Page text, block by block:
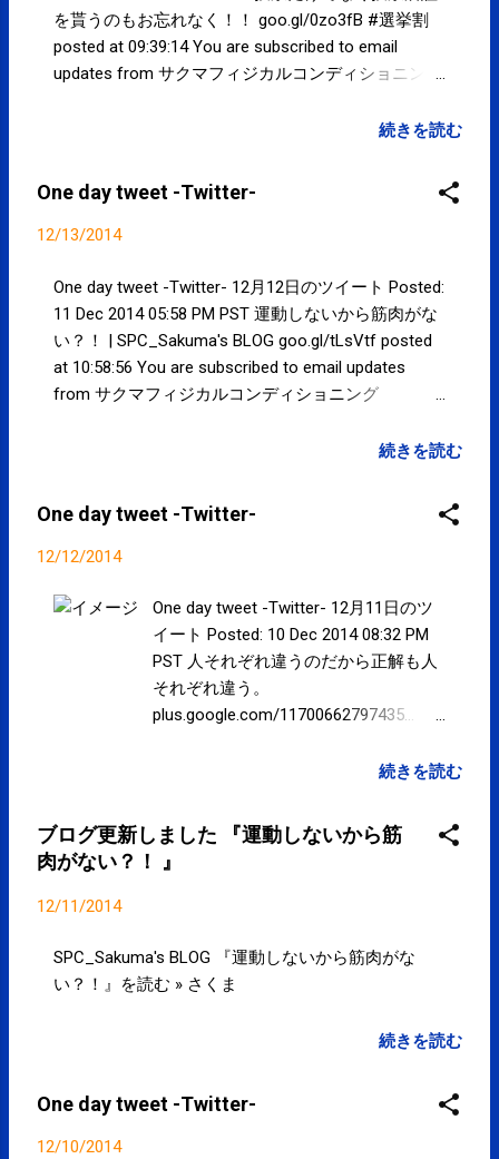
を貰うのもお忘れなく！！ goo.gl/0zo3fB #選挙割
posted at 09:39:14 You are subscribed to email
updates from サクマフィジカルコンディショニング
you may unsubscribe now . Email delivery powered by
Mountain View, CA 94043, United States
続きを読む
One day tweet -Twitter-
12/13/2014
One day tweet -Twitter- 12月12日のツイート Posted:
11 Dec 2014 05:58 PM PST 運動しないから筋肉がな
い？！ | SPC_Sakuma's BLOG goo.gl/tLsVtf posted
at 10:58:56 You are subscribed to email updates
from サクマフィジカルコンディショニング
you may unsubscribe now . Email delivery powered by
Mountain View, CA 94043, United States
続きを読む
One day tweet -Twitter-
12/12/2014
One day tweet -Twitter- 12月11日のツ
イート Posted: 10 Dec 2014 08:32 PM
PST 人それぞれ違うのだから正解も人
それぞれ違う。
plus.google.com/11700662797435…
to email updates from サクマフィジカ
Twilog To stop receiving these emails,
you may unsubscribe now . Email
delivery powered by Google Google Inc.,
続きを読む
ブログ更新しました 『運動しないから筋
肉がない？！ 』
12/11/2014
SPC_Sakuma's BLOG 『運動しないから筋肉がな
い？！』を読む » さくま
続きを読む
One day tweet -Twitter-
12/10/2014